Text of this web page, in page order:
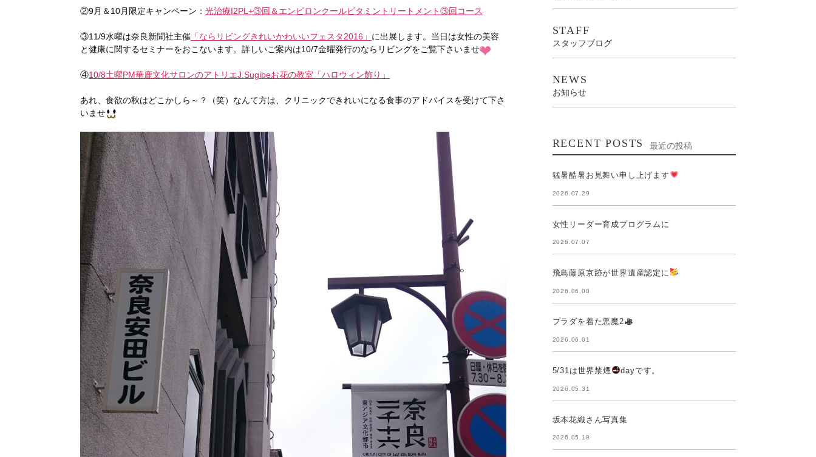
②9月＆10月限定キャンペーン： 光治療I2PL+③回＆エンビロンクールビタミントリートメント③回コース
③11/9水曜は奈良新聞社主催 「ならリビングきれいかわいいフェスタ2016」 に出展します。当日は女性の美容
と健康に関するセミナーをおこないます。詳しいご案内は10/7金曜発行のならリビングをご覧下さいませ
④10/8土曜PM華鹿文化サロンのアトリエJ.Sugibeお花の教室「ハロウィン飾り」
あれ、食欲の秋はどこかしら～？（笑）なんて方は、クリニックできれいになる食事のアドバイスを受けて下さ
いませ
STAFF
スタッフブログ
NEWS
お知らせ
RECENT POSTS 最近の投稿
猛暑酷暑お見舞い申し上げます
2026.07.29
女性リーダー育成プログラムに
2026.07.07
飛鳥藤原京跡が世界遺産認定に
2026.06.08
プラダを着た悪魔2
2026.06.01
5/31は世界禁煙 dayです。
2026.05.31
坂本花織さん写真集
2026.05.18